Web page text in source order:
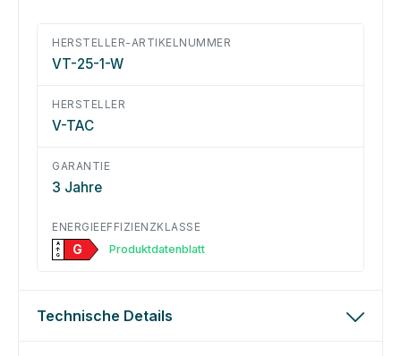
HERSTELLER-ARTIKELNUMMER
VT-25-1-W
HERSTELLER
V-TAC
GARANTIE
3 Jahre
ENERGIEEFFIZIENZKLASSE
A
↑
G G Produktdatenblatt
Technische Details